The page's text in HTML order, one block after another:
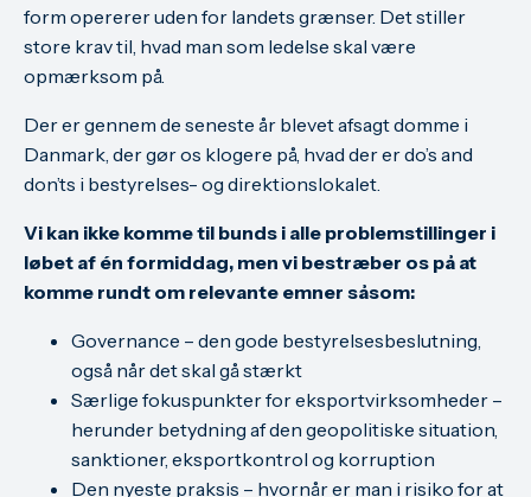
form opererer uden for landets grænser. Det stiller
store krav til, hvad man som ledelse skal være
opmærksom på.
Der er gennem de seneste år blevet afsagt domme i
Danmark, der gør os klogere på, hvad der er do’s and
don’ts i bestyrelses- og direktionslokalet.
Vi kan ikke komme til bunds i alle problemstillinger i
løbet af én formiddag, men vi bestræber os på at
komme rundt om relevante emner såsom:
Governance – den gode bestyrelsesbeslutning,
også når det skal gå stærkt
Særlige fokuspunkter for eksportvirksomheder –
herunder betydning af den geopolitiske situation,
sanktioner, eksportkontrol og korruption
Den nyeste praksis – hvornår er man i risiko for at